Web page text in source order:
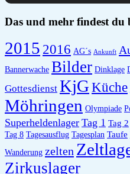
Das und mehr findest du
2015 2016 AG´s Ankunft
Bannerwache Bilder Dinklage
Gottesdienst KjG Küche
Möhringen Olympiade
Superheldenlager Tag 1 Tag 2
Tag 8 Tagesausflug Tagesplan Taufe
Wanderung zelten
Zirkuslager